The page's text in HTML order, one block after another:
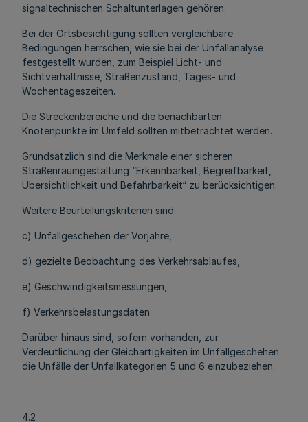
signaltechnischen Schaltunterlagen gehören.
Bei der Ortsbesichtigung sollten vergleichbare
Bedingungen herrschen, wie sie bei der Unfallanalyse
festgestellt wurden, zum Beispiel Licht- und
Sichtverhältnisse, Straßenzustand, Tages- und
Wochentageszeiten.
Die Streckenbereiche und die benachbarten
Knotenpunkte im Umfeld sollten mitbetrachtet werden.
Grundsätzlich sind die Merkmale einer sicheren
Straßenraumgestaltung “Erkennbarkeit, Begreifbarkeit,
Übersichtlichkeit und Befahrbarkeit“ zu berücksichtigen.
Weitere Beurteilungskriterien sind:
c) Unfallgeschehen der Vorjahre,
d) gezielte Beobachtung des Verkehrsablaufes,
e) Geschwindigkeitsmessungen,
f) Verkehrsbelastungsdaten.
Darüber hinaus sind, sofern vorhanden, zur
Verdeutlichung der Gleichartigkeiten im Unfallgeschehen
die Unfälle der Unfallkategorien 5 und 6 einzubeziehen.
4.2